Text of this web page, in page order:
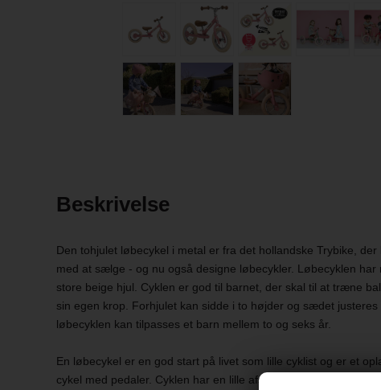
Beskrivelse
Den tohjulet løbecykel i metal er fra det hollandske Trybike,
med at sælge - og nu også designe løbecykler. Løbecyklen har
store beige hjul. Cyklen er god til barnet, der skal til at træne
sin egen krop. Forhjulet kan sidde i to højder og sædet
løbecyklen kan tilpasses et barn mellem to og seks år.
En løbecykel er en god start på livet som lille cyklist og er et
cykel med pedaler. Cyklen har en lille afsats til fødderne, når